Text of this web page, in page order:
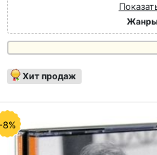
Хит продаж
8%